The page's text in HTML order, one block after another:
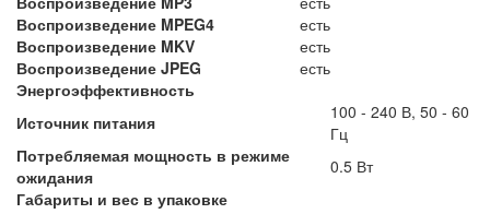
Воспроизведение MPEG4
есть
Воспроизведение MKV
есть
Воспроизведение JPEG
есть
Энергоэффективность
Источник питания
100 - 240 В, 50 - 60
Гц
Потребляемая мощность в режиме
ожидания
0.5 Вт
Габариты и вес в упаковке